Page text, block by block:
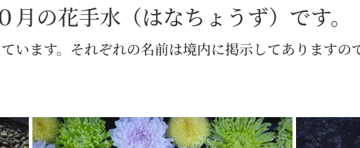
月の花手水（はなちょうず）です。
います。それぞれの名前は境内に掲示してありますの